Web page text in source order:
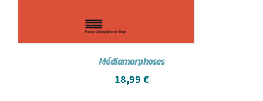
Médiamorphoses
18,99 €